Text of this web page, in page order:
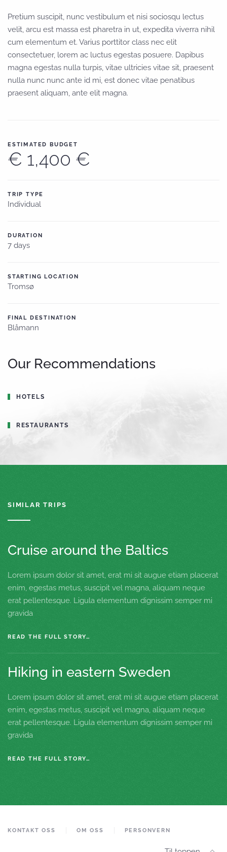
Pretium suscipit, nunc vestibulum et nisi sociosqu lectus
velit, arcu est massa est pharetra in ut, expedita viverra nihil
cum elementum et. Varius porttitor class nec elit
consectetuer, lorem ac luctus egestas posuere. Dapibus
magna egestas nulla turpis, vitae ultricies vitae sit, praesent
nulla nunc nunc ante id mi, est donec vitae penatibus
praesent aliquam, ante elit magna.
ESTIMATED BUDGET
€ 1,400 €
TRIP TYPE
Individual
DURATION
7 days
STARTING LOCATION
Tromsø
FINAL DESTINATION
Blåmann
Our Recommendations
HOTELS
RESTAURANTS
SIMILAR TRIPS
Cruise around the Baltics
Lorem ipsum dolor sit amet, erat mi sit augue etiam placerat
enim, egestas metus, suscipit vel magna, aliquam neque
erat pellentesque. Ligula elementum dignissim semper mi
gravida
READ THE FULL STORY…
Hiking in eastern Sweden
Lorem ipsum dolor sit amet, erat mi sit augue etiam placerat
enim, egestas metus, suscipit vel magna, aliquam neque
erat pellentesque. Ligula elementum dignissim semper mi
gravida
READ THE FULL STORY…
KONTAKT OSS OM OSS PERSONVERN